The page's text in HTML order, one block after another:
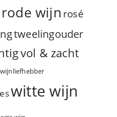
rode wijn rosé
tweelingouder
vol & zacht
wijnliefhebber
witte wijn